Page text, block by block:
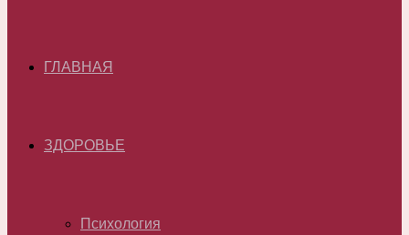
ГЛАВНАЯ
ЗДОРОВЬЕ
Психология